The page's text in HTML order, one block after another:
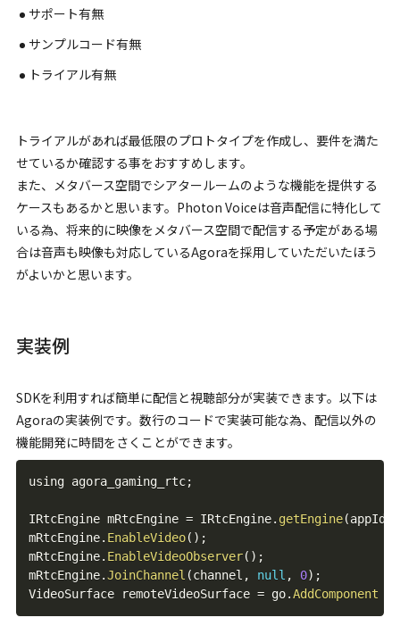
サポート有無
サンプルコード有無
トライアル有無
トライアルがあれば最低限のプロトタイプを作成し、要件を満た
せているか確認する事をおすすめします。
また、メタバース空間でシアタールームのような機能を提供する
ケースもあるかと思います。Photon Voiceは音声配信に特化して
いる為、将来的に映像をメタバース空間で配信する予定がある場
合は音声も映像も対応しているAgoraを採用していただいたほう
がよいかと思います。
実装例
SDKを利用すれば簡単に配信と視聴部分が実装できます。以下は
Agoraの実装例です。数行のコードで実装可能な為、配信以外の
機能開発に時間をさくことができます。
using agora_gaming_rtc;
IRtcEngine mRtcEngine = IRtcEngine. getEngine(appId
mRtcEngine. EnableVideo( ) ;
mRtcEngine. EnableVideoObserver( ) ;
mRtcEngine.JoinChannel (channel , null , 0) ;
VideoSurface remoteVideoSurface = go.AddComponent